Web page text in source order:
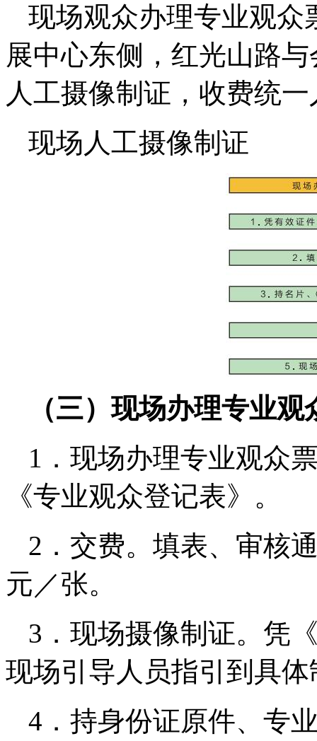
现场观众办理专业观众
展中心东侧，红光山路
人工摄像制证，收费统
现场人工摄像制证
（三）现场办理专业观
1．现场办理专业观众
《专业观众登记表》。
2．交费。填表、审核
元／张。
3．现场摄像制证。凭
现场引导人员指引到具
4．持身份证原件、专